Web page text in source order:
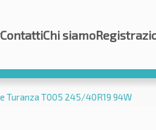
ContattiChi siamo
Turanza T005 245/40R19 94W